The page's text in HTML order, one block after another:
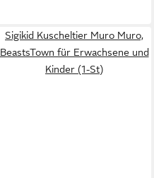
Sigikid Kuscheltier Muro Muro,
BeastsTown für Erwachsene und
Kinder (1-St)